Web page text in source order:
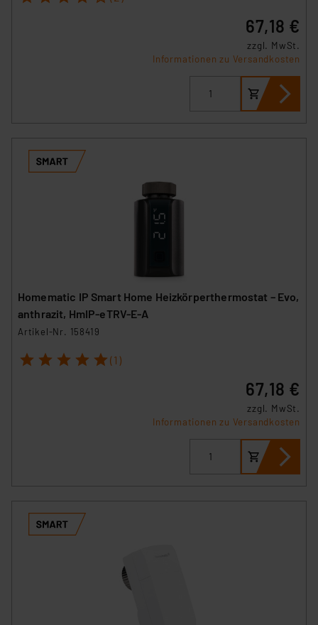
67,18 €
zzgl. MwSt.
Informationen zu Versandkosten
Homematic IP Smart Home Heizkörperthermostat – Evo,
anthrazit, HmIP-eTRV-E-A
Artikel-Nr. 158419
1 2 3 4 5 (1)
67,18 €
zzgl. MwSt.
Informationen zu Versandkosten